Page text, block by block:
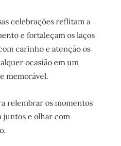
celebrações reflitam a
e fortaleçam os laços
carinho e atenção os
ocasião em um
memorável.
relembrar os momentos
e olhar com